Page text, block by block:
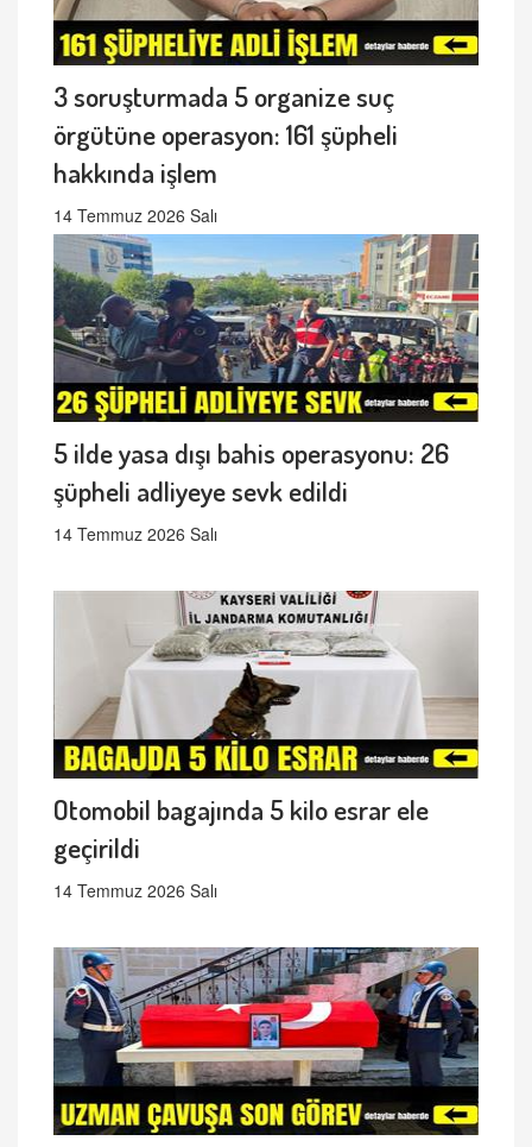
3 soruşturmada 5 organize suç
örgütüne operasyon: 161 şüpheli
hakkında işlem
14 Temmuz 2026 Salı
5 ilde yasa dışı bahis operasyonu: 26
şüpheli adliyeye sevk edildi
14 Temmuz 2026 Salı
Otomobil bagajında 5 kilo esrar ele
geçirildi
14 Temmuz 2026 Salı